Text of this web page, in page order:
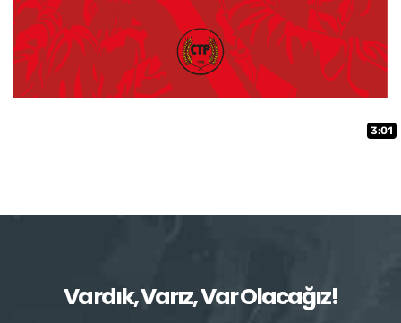
3:01
Vardık, Varız, Var Olacağız!